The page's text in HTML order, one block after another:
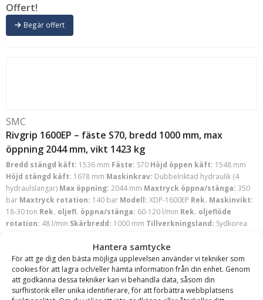
Hantera samtycke
För att ge dig den bästa möjliga upplevelsen använder vi tekniker som
cookies för att lagra och/eller hämta information från din enhet. Genom
att godkänna dessa tekniker kan vi behandla data, såsom din
surfhistorik eller unika identifierare, för att förbättra webbplatsens
Offert!
Begär offert
SMC
Rivgrip 1600EP – fäste S70, bredd 1000 mm, max
öppning 2044 mm, vikt 1423 kg
Bredd stängd käft: 1536 mm Fäste: S70 Höjd öppen käft: 1548 mm
Höjd stängd käft: 1678 mm Maskinkrav: Dubbelriktad hydraulik (4
hydraulslangar) Max öppning: 2044 mm Maxtryck öppna/stänga: 350
bar Maxtryck rotation: 140 bar Modell: XDP-1600EP Rek. Maskinvikt:
18-30 ton Rek. oljefl. öppna/stänga: 60-120 l/min Rek. oljeflöde
rotation: 48 l/min Skärbredd: 1000 mm Tillverkningsland: Sydkorea
Offert!
Begär offert